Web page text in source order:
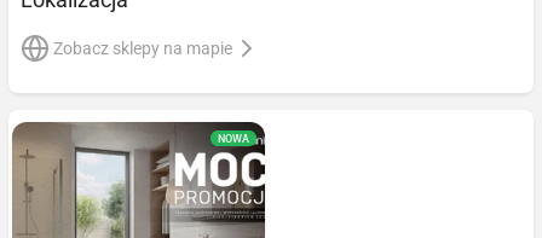
Zobacz sklepy na mapie
NOWA